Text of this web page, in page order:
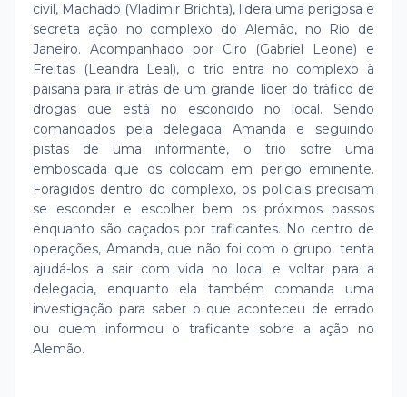
civil, Machado (Vladimir Brichta), lidera uma perigosa e
secreta ação no complexo do Alemão, no Rio de
Janeiro. Acompanhado por Ciro (Gabriel Leone) e
Freitas (Leandra Leal), o trio entra no complexo à
paisana para ir atrás de um grande líder do tráfico de
drogas que está no escondido no local. Sendo
comandados pela delegada Amanda e seguindo
pistas de uma informante, o trio sofre uma
emboscada que os colocam em perigo eminente.
Foragidos dentro do complexo, os policiais precisam
se esconder e escolher bem os próximos passos
enquanto são caçados por traficantes. No centro de
operações, Amanda, que não foi com o grupo, tenta
ajudá-los a sair com vida no local e voltar para a
delegacia, enquanto ela também comanda uma
investigação para saber o que aconteceu de errado
ou quem informou o traficante sobre a ação no
Alemão.